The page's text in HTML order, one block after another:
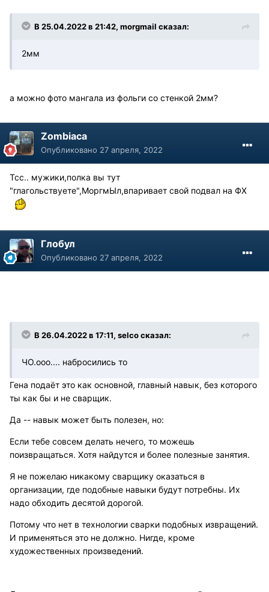
В 25.04.2022 в 21:42, morgmail сказал:
2мм
а можно фото мангала из фольги со стенкой 2мм?
Zombiaca
Опубликовано 27 апреля, 2022
Тсс.. мужики,полка вы тут
"глагольствуете",МоргмЫл,впаривает свой подвал на ФХ
Глобул
Опубликовано 27 апреля, 2022
В 26.04.2022 в 17:11, selco сказал:
ЧО.ооо.... набросились то
Гена подаёт это как основной, главный навык, без которого
ты как бы и не сварщик.
Да -- навык может быть полезен, но:
Если тебе совсем делать нечего, то можешь
поизвращаться. Хотя найдутся и более полезные занятия.
Я не пожелаю никакому сварщику оказаться в
организации, где подобные навыки будут потребны. Их
надо обходить десятой дорогой.
Потому что нет в технологии сварки подобных извращений.
И применяться это не должно. Нигде, кроме
художественных произведений.